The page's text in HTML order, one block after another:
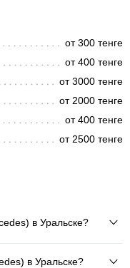
от 300 тенге
от 400 тенге
от 3000 тенге
от 2000 тенге
от 400 тенге
от 2500 тенге
в Уральске?
в Уральске?